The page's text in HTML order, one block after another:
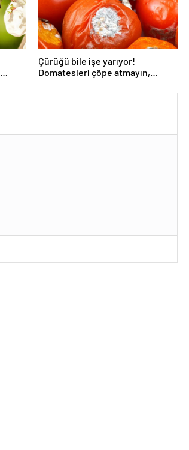
Çürüğü bile işe yarıyor!
Domatesleri çöpe atmayın,